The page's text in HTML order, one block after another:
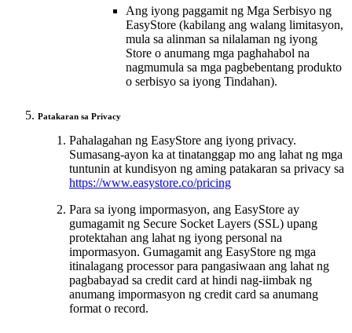
Ang iyong paggamit ng Mga Serbisyo ng
EasyStore (kabilang ang walang limitasyon,
mula sa alinman sa nilalaman ng iyong
Store o anumang mga paghahabol na
nagmumula sa mga pagbebentang produkto
o serbisyo sa iyong Tindahan).
Patakaran sa Privacy
Pahalagahan ng EasyStore ang iyong privacy.
Sumasang-ayon ka at tinatanggap mo ang lahat ng mga
tuntunin at kundisyon ng aming patakaran sa privacy sa
https://www.easystore.co/pricing
Para sa iyong impormasyon, ang EasyStore ay
gumagamit ng Secure Socket Layers (SSL) upang
protektahan ang lahat ng iyong personal na
impormasyon. Gumagamit ang EasyStore ng mga
itinalagang processor para pangasiwaan ang lahat ng
pagbabayad sa credit card at hindi nag-iimbak ng
anumang impormasyon ng credit card sa anumang
format o record.